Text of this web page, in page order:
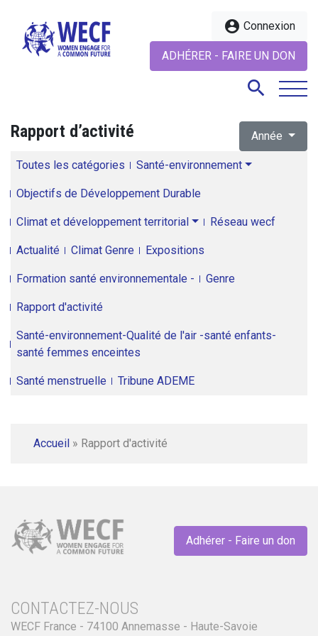
account_circle Connexion
ADHÉRER - FAIRE UN DON
search
Rapport d’activité Année
Toutes les catégories Santé-environnement
Objectifs de Développement Durable
Climat et développement territorial Réseau wecf
Actualité Climat Genre Expositions
Formation santé environnementale - Genre
Rapport d'activité
Santé-environnement-Qualité de l'air -santé enfants-
santé femmes enceintes
Santé menstruelle Tribune ADEME
Accueil » Rapport d'activité
Adhérer - Faire un don
CONTACTEZ-NOUS
WECF France - 74100 Annemasse - Haute-Savoie